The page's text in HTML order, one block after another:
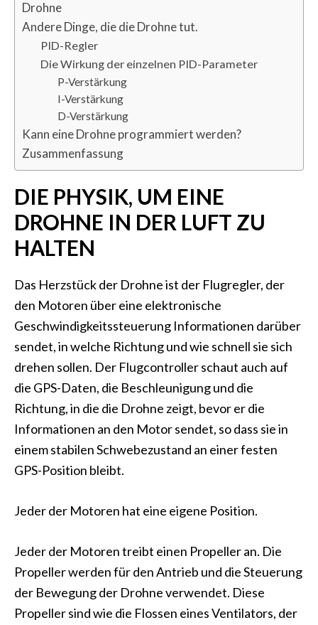
Drohne
Andere Dinge, die die Drohne tut.
PID-Regler
Die Wirkung der einzelnen PID-Parameter
P-Verstärkung
I-Verstärkung
D-Verstärkung
Kann eine Drohne programmiert werden?
Zusammenfassung
DIE PHYSIK, UM EINE
DROHNE IN DER LUFT ZU
HALTEN
Das Herzstück der Drohne ist der Flugregler, der
den Motoren über eine elektronische
Geschwindigkeitssteuerung Informationen darüber
sendet, in welche Richtung und wie schnell sie sich
drehen sollen. Der Flugcontroller schaut auch auf
die GPS-Daten, die Beschleunigung und die
Richtung, in die die Drohne zeigt, bevor er die
Informationen an den Motor sendet, so dass sie in
einem stabilen Schwebezustand an einer festen
GPS-Position bleibt.
Jeder der Motoren hat eine eigene Position.
Jeder der Motoren treibt einen Propeller an. Die
Propeller werden für den Antrieb und die Steuerung
der Bewegung der Drohne verwendet. Diese
Propeller sind wie die Flossen eines Ventilators, der